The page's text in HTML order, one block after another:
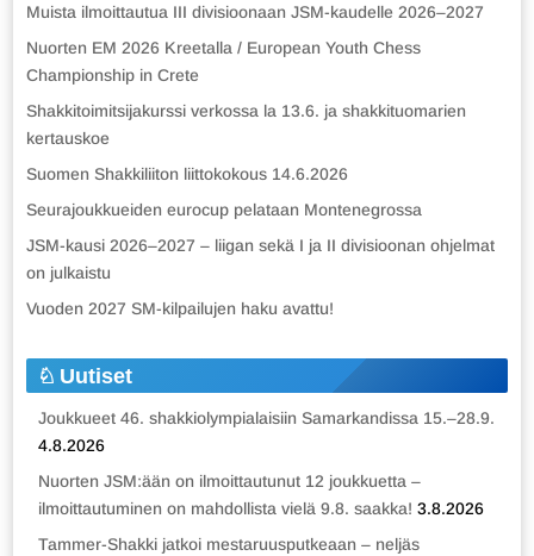
Muista ilmoittautua III divisioonaan JSM-kaudelle 2026–2027
Nuorten EM 2026 Kreetalla / European Youth Chess
Championship in Crete
Shakkitoimitsijakurssi verkossa la 13.6. ja shakkituomarien
kertauskoe
Suomen Shakkiliiton liittokokous 14.6.2026
Seurajoukkueiden eurocup pelataan Montenegrossa
JSM-kausi 2026–2027 – liigan sekä I ja II divisioonan ohjelmat
on julkaistu
Vuoden 2027 SM-kilpailujen haku avattu!
Uutiset
Joukkueet 46. shakkiolympialaisiin Samarkandissa 15.–28.9.
4.8.2026
Nuorten JSM:ään on ilmoittautunut 12 joukkuetta –
ilmoittautuminen on mahdollista vielä 9.8. saakka! 3.8.2026
Tammer-Shakki jatkoi mestaruusputkeaan – neljäs